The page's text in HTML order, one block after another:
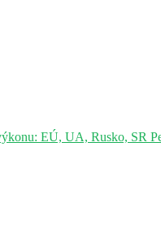
EÚ, UA, Rusko, SR